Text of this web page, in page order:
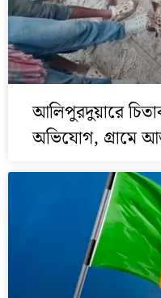
আলিপুরদুয়ারে
অভিযোগ, গ্রামে